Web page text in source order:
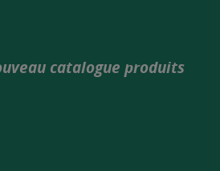
catalogue produits